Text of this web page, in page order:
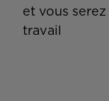
et vous
travail